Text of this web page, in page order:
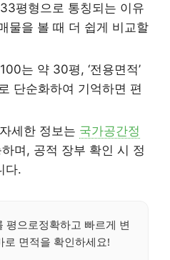
평형으로 통칭되는 이유
물을 볼 때 더 쉽게 비교할
는 약 30평, ‘전용면적’
단순화하여 기억하면 편
세한 정보는 국가공간정
며, 공적 장부 확인 시 정
다.
평으로정확하고 빠르게 변
로 면적을 확인하세요!